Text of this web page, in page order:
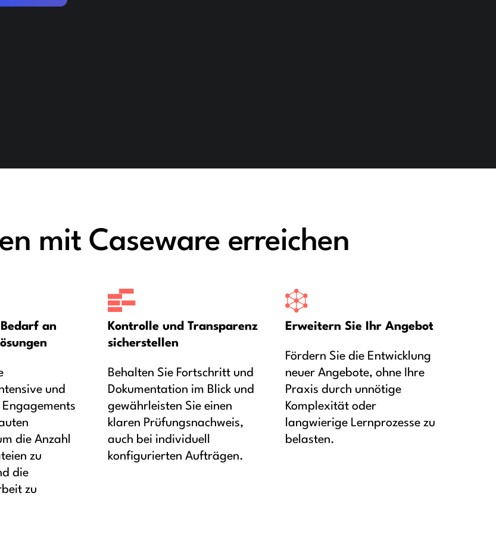
mit Caseware erreichen
an
und
die Anzahl
zu
die
zu
Kontrolle und Transparenz
sicherstellen
Behalten Sie Fortschritt und
Dokumentation im Blick und
gewährleisten Sie einen
klaren Prüfungsnachweis,
auch bei individuell
konfigurierten Aufträgen.
Erweitern Sie Ihr Angebot
Fördern Sie die Entwicklung
neuer Angebote, ohne Ihre
Praxis durch unnötige
Komplexität oder
langwierige Lernprozesse zu
belasten.